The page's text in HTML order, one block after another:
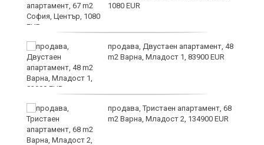
1080 EUR
продава, Двустаен апартамент, 48
m2 Варна, Младост 1, 83900 EUR
продава, Тристаен апартамент, 68
m2 Варна, Младост 2, 134900 EUR